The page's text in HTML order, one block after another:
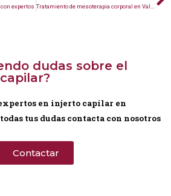
expertos Tratamiento de mesoterapia corporal en Valencia
dudas sobre el
en injerto capilar en
tus dudas contacta con nosotros
Contactar